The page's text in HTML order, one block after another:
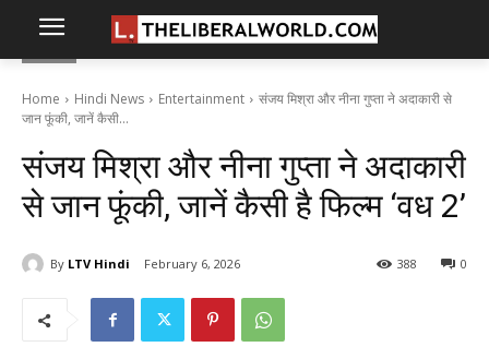
Home Hindi News Entertainment
संजय मिश्रा और नीना गुप्ता ने अदाकारी से
जान फूंकी, जानें कैसी...
संजय मिश्रा और नीना गुप्ता ने अदाकारी
से जान फूंकी, जानें कैसी है फिल्म ‘वध 2’
By LTV Hindi February 6, 2026 0
388